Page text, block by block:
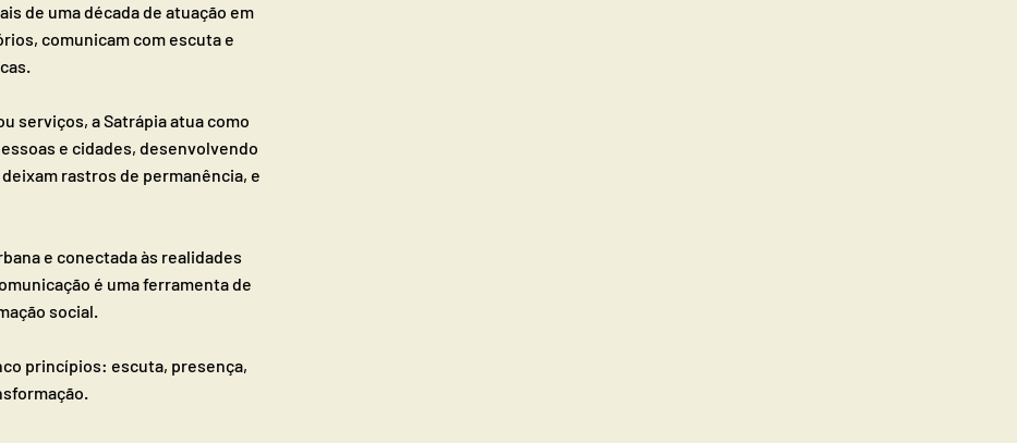
de uma década de atuação em
comunicam com escuta e
serviços, a Satrápia atua como
e cidades, desenvolvendo
rastros de permanência, e
e conectada às realidades
é uma ferramenta de
social.
princípios: escuta, presença,